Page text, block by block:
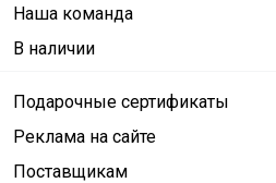
Наша команда
В наличии
Подарочные сертификаты
Реклама на сайте
Поставщикам